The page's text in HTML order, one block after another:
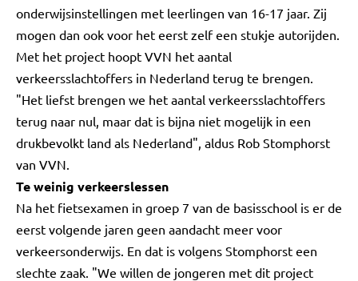
onderwijsinstellingen met leerlingen van 16-17 jaar. Zij
mogen dan ook voor het eerst zelf een stukje autorijden.
Met het project hoopt VVN het aantal
verkeersslachtoffers in Nederland terug te brengen.
"Het liefst brengen we het aantal verkeersslachtoffers
terug naar nul, maar dat is bijna niet mogelijk in een
drukbevolkt land als Nederland", aldus Rob Stomphorst
van VVN.
Te weinig verkeerslessen
Na het fietsexamen in groep 7 van de basisschool is er de
eerst volgende jaren geen aandacht meer voor
verkeersonderwijs. En dat is volgens Stomphorst een
slechte zaak. "We willen de jongeren met dit project